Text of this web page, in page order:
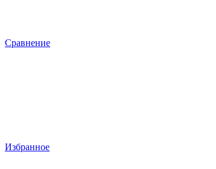
Сравнение
Избранное